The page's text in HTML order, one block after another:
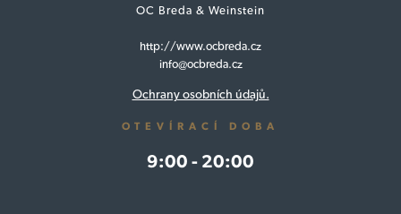
OC Breda & Weinstein
http://www.ocbreda.cz
info@ocbreda.cz
Ochrany osobních údajů.
OTEVÍRACÍ DOBA
9:00 - 20:00